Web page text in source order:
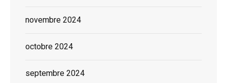
novembre 2024
octobre 2024
septembre 2024